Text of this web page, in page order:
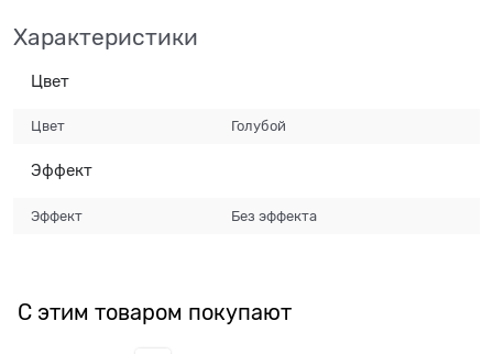
Характеристики
Цвет
Цвет Голубой
Эффект
Эффект Без эффекта
С этим товаром покупают